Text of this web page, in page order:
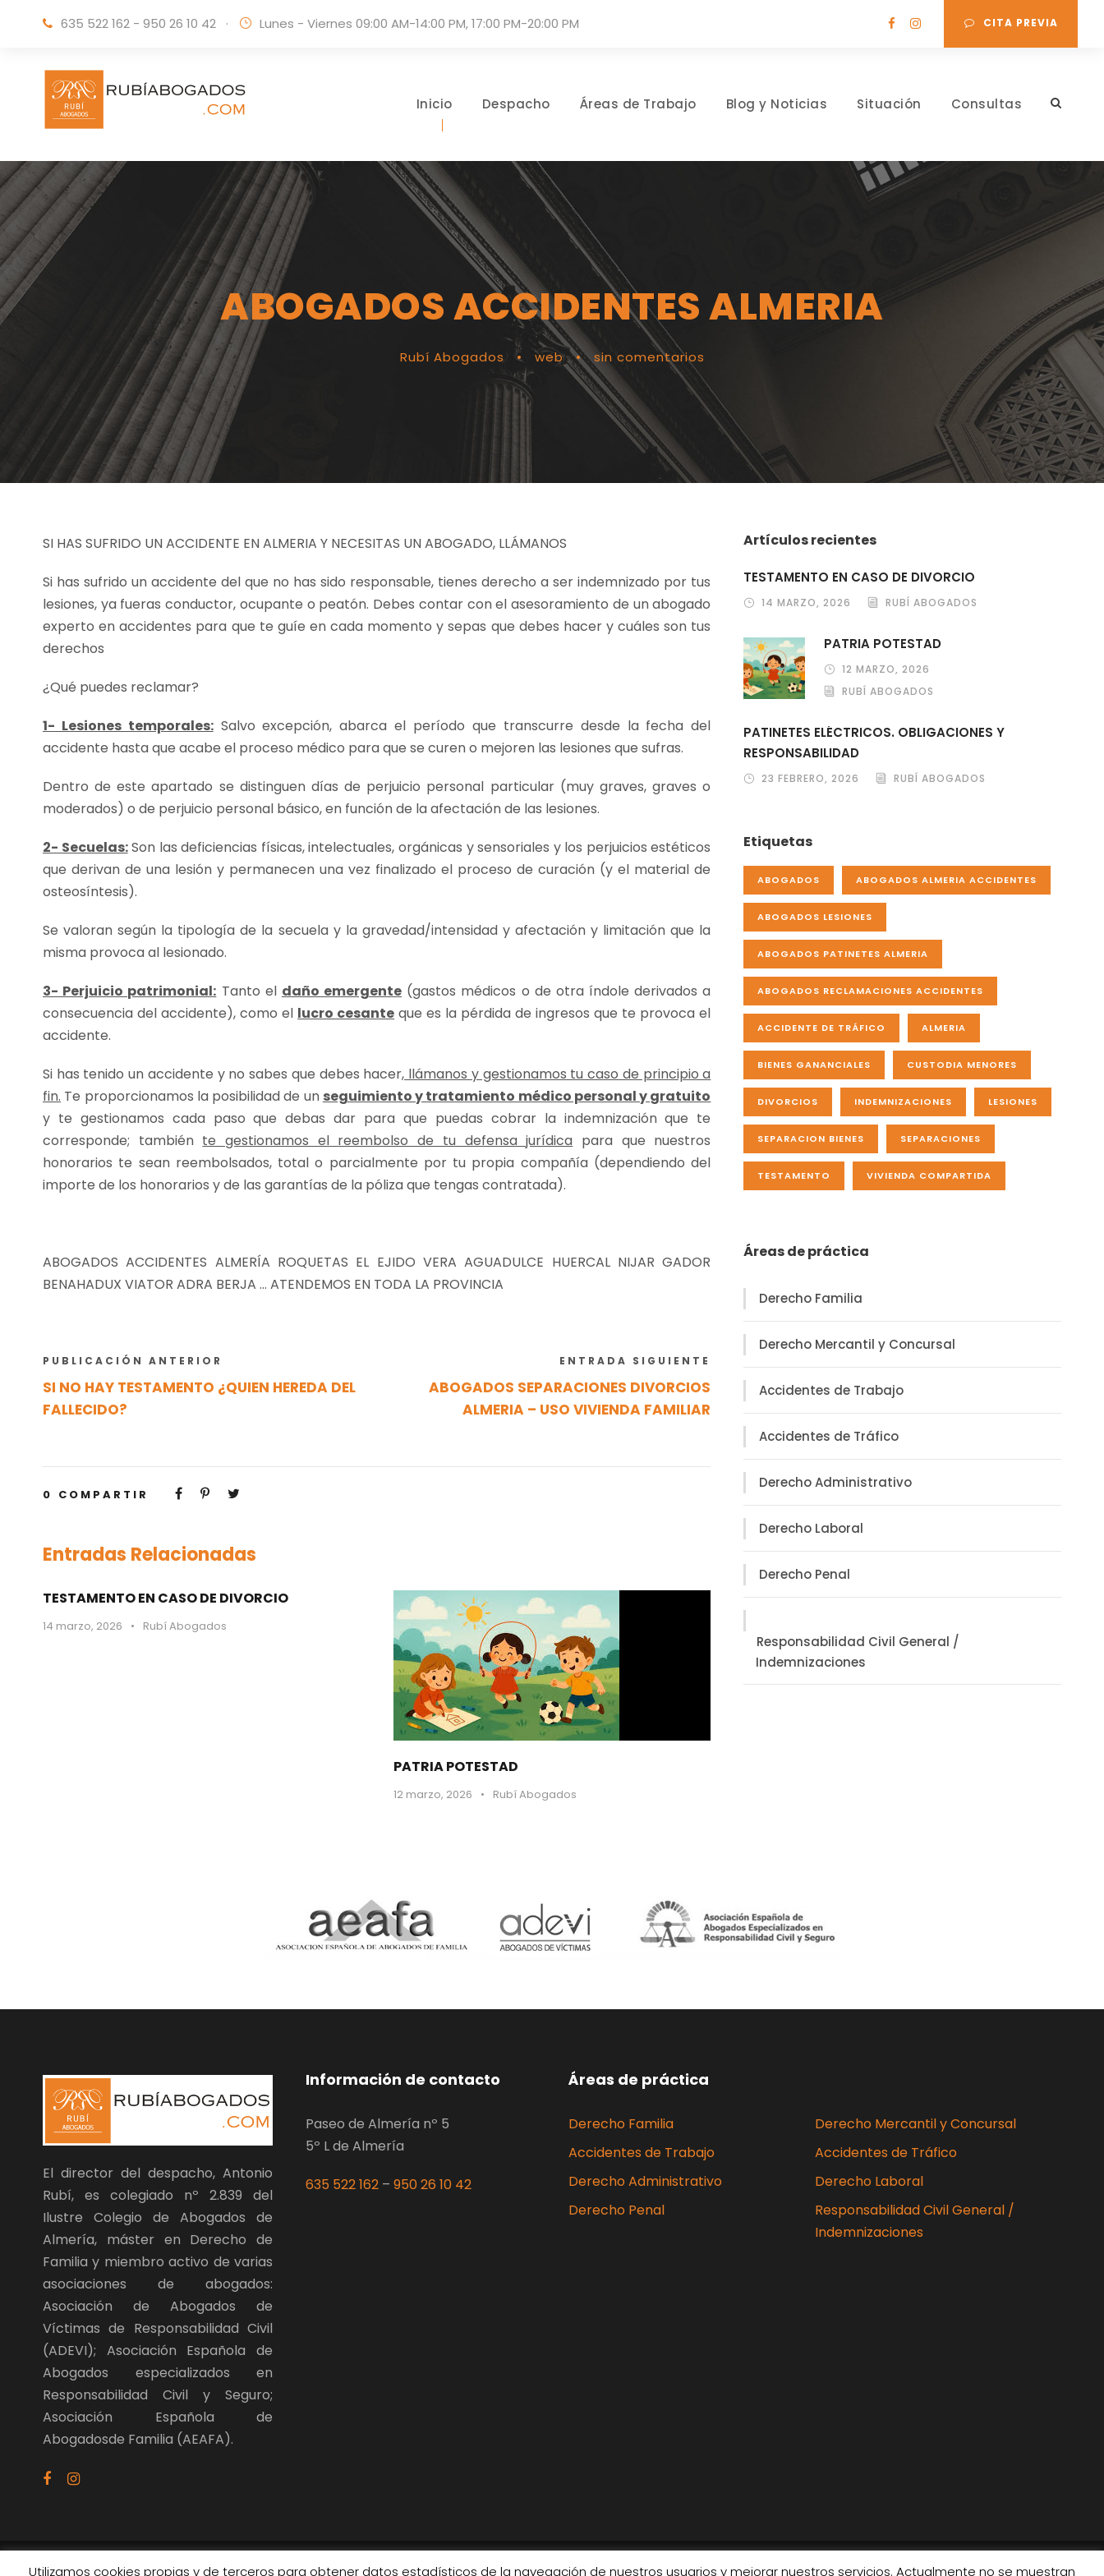
635 522 162 - 950 26 10 42 · Lunes - Viernes 09:00 AM-14:00 PM, 17:00 PM-20:00 PM CITA PREVIA
Inicio Despacho Áreas de Trabajo Blog y Noticias Situación Consultas
ABOGADOS ACCIDENTES ALMERIA
Rubí Abogados • web • sin comentarios
SI HAS SUFRIDO UN ACCIDENTE EN ALMERIA Y NECESITAS UN ABOGADO, LLÁMANOS
Si has sufrido un accidente del que no has sido responsable, tienes derecho a ser indemnizado por tus
lesiones, ya fueras conductor, ocupante o peatón. Debes contar con el asesoramiento de un abogado
experto en accidentes para que te guíe en cada momento y sepas que debes hacer y cuáles son tus
derechos
¿Qué puedes reclamar?
1- Lesiones temporales:Salvo excepción, abarca el período que transcurre desde la fecha del
accidente hasta que acabe el proceso médico para que se curen o mejoren las lesiones que sufras.
Dentro de este apartado se distinguen días de perjuicio personal particular (muy graves, graves o
moderados) o de perjuicio personal básico, en función de la afectación de las lesiones.
2- Secuelas:Son las deficiencias físicas, intelectuales, orgánicas y sensoriales y los perjuicios estéticos
que derivan de una lesión y permanecen una vez finalizado el proceso de curación (y el material de
osteosíntesis).
Se valoran según la tipología de la secuela y la gravedad/intensidad y afectación y limitación que la
misma provoca al lesionado.
3- Perjuicio patrimonial: Tanto el daño emergente (gastos médicos o de otra índole derivados a
consecuencia del accidente), como el lucro cesante que es la pérdida de ingresos que te provoca el
accidente.
Si has tenido un accidente y no sabes que debes hacer, llámanos y gestionamos tu caso de principio a
fin. Te proporcionamos la posibilidad de un seguimiento y tratamiento médico personal y gratuito
y te gestionamos cada paso que debas dar para que puedas cobrar la indemnización que te
corresponde; también te gestionamos el reembolso de tu defensa jurídica para que nuestros
honorarios te sean reembolsados, total o parcialmente por tu propia compañía (dependiendo del
importe de los honorarios y de las garantías de la póliza que tengas contratada).
ABOGADOS ACCIDENTES ALMERÍA ROQUETAS EL EJIDO VERA AGUADULCE HUERCAL NIJAR GADOR
BENAHADUX VIATOR ADRA BERJA … ATENDEMOS EN TODA LA PROVINCIA
PUBLICACIÓN ANTERIOR
SI NO HAY TESTAMENTO ¿QUIEN HEREDA DEL
FALLECIDO?
ENTRADA SIGUIENTE
ABOGADOS SEPARACIONES DIVORCIOS
ALMERIA – USO VIVIENDA FAMILIAR
0 COMPARTIR
Entradas Relacionadas
TESTAMENTO EN CASO DE DIVORCIO
14 marzo, 2026 • Rubí Abogados
PATRIA POTESTAD
12 marzo, 2026 • Rubí Abogados
Artículos recientes
TESTAMENTO EN CASO DE DIVORCIO
14 MARZO, 2026 RUBÍ ABOGADOS
PATRIA POTESTAD
12 MARZO, 2026
RUBÍ ABOGADOS
PATINETES ELÉCTRICOS. OBLIGACIONES Y
RESPONSABILIDAD
23 FEBRERO, 2026 RUBÍ ABOGADOS
Etiquetas
ABOGADOS ABOGADOS ALMERIA ACCIDENTES
ABOGADOS LESIONES
ABOGADOS PATINETES ALMERIA
ABOGADOS RECLAMACIONES ACCIDENTES
ACCIDENTE DE TRÁFICO ALMERIA
BIENES GANANCIALES CUSTODIA MENORES
DIVORCIOS INDEMNIZACIONES LESIONES
SEPARACION BIENES SEPARACIONES
TESTAMENTO VIVIENDA COMPARTIDA
Áreas de práctica
Derecho Familia
Derecho Mercantil y Concursal
Accidentes de Trabajo
Accidentes de Tráfico
Derecho Administrativo
Derecho Laboral
Derecho Penal
Responsabilidad Civil General /
Indemnizaciones
El director del despacho, Antonio
Rubí, es colegiado nº 2.839 del
Ilustre Colegio de Abogados de
Almería, máster en Derecho de
Familia y miembro activo de varias
asociaciones de abogados:
Asociación de Abogados de
Víctimas de Responsabilidad Civil
(ADEVI); Asociación Española de
Abogados especializados en
Responsabilidad Civil y Seguro;
Asociación Española de
Abogadosde Familia (AEAFA).
Información de contacto
Paseo de Almería nº 5
5º L de Almería
635 522 162 – 950 26 10 42
Áreas de práctica
Derecho Familia
Derecho Mercantil y Concursal
Accidentes de Trabajo
Accidentes de Tráfico
Derecho Administrativo
Derecho Laboral
Derecho Penal
Responsabilidad Civil General /
Indemnizaciones
Utilizamos cookies propias y de terceros para obtener datos estadísticos de la navegación de nuestros usuarios y mejorar nuestros servicios. Actualmente no se muestran